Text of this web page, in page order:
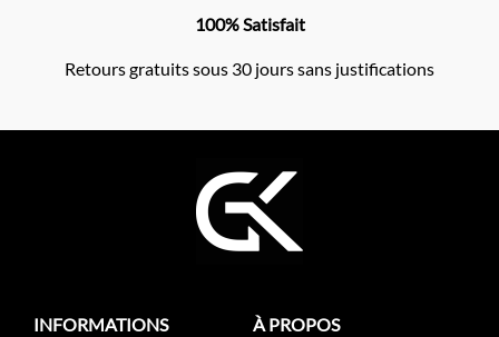
100% Satisfait
Retours gratuits sous 30 jours sans justifications
INFORMATIONS À PROPOS